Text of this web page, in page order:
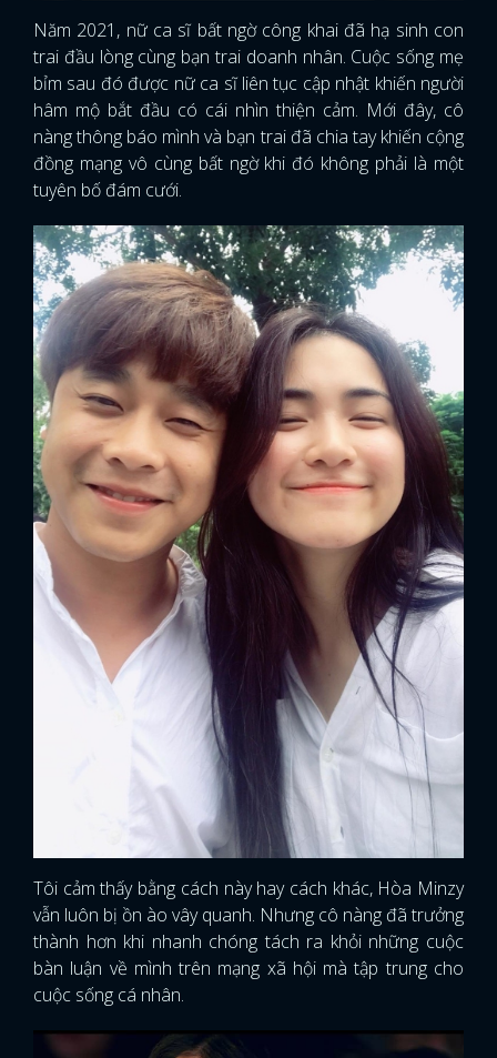
Năm 2021, nữ ca sĩ bất ngờ công khai đã hạ sinh con
trai đầu lòng cùng bạn trai doanh nhân. Cuộc sống mẹ
bỉm sau đó được nữ ca sĩ liên tục cập nhật khiến người
hâm mộ bắt đầu có cái nhìn thiện cảm. Mới đây, cô
nàng thông báo mình và bạn trai đã chia tay khiến cộng
đồng mạng vô cùng bất ngờ khi đó không phải là một
tuyên bố đám cưới.
Tôi cảm thấy bằng cách này hay cách khác, Hòa Minzy
vẫn luôn bị ồn ào vây quanh. Nhưng cô nàng đã trưởng
thành hơn khi nhanh chóng tách ra khỏi những cuộc
bàn luận về mình trên mạng xã hội mà tập trung cho
cuộc sống cá nhân.